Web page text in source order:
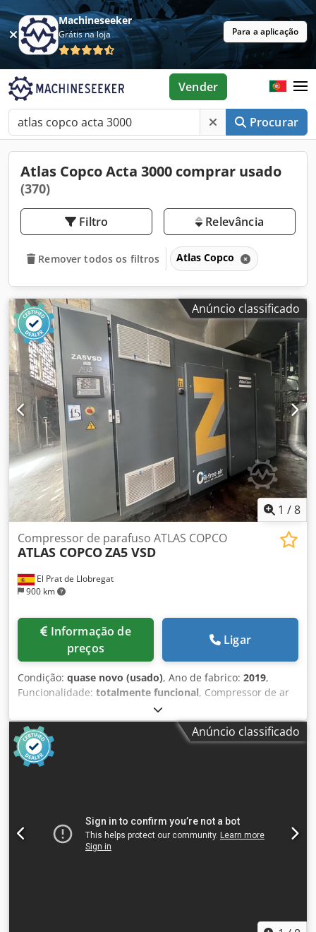
Machineseeker
Grátis na loja Para a aplicação
Procurar
Vender
Atlas Copco Acta 3000 comprar usado
(370)
Filtro Relevância
Remover todos os filtros Atlas Copco
Anúncio classificado
1 /8
El Prat de Llobregat
900 km
Compressor de parafuso ATLAS COPCO
ATLAS COPCOZA5 VSD
preços
Ligar
Condição: quase novo (usado), Ano de fabrico: 2019,
Funcionalidade: totalmente funcional, Compressor de ar
industrial Atlas Copco ZA5 VSD, com tecnologia de
velocidade variável (VSD) e produção de ar totalmente
isenta de óleo, certificado ISO 8573-1 Classe 0. Dados
técnicos: • Fabricante: Atlas Copco • Modelo: ZA5 VSD • Ano
de fabricação: 2019 • Potência nominal total: 250 kW •
variável (VSD) • Qualidade do ar: isento de óleo, ISO 8573-1
Classe 0 • Fabricado na Bélgica • Variador de frequência
WEG • Número de série: APF239403
Anúncio classificado